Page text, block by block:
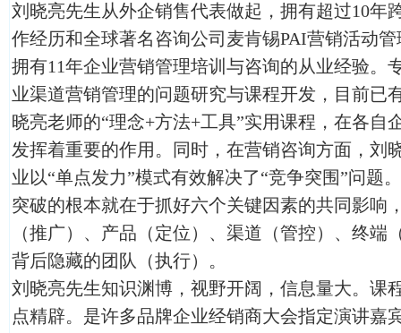
刘晓亮先生从外企销售代表做起，拥有超过10年
作经历和全球著名咨询公司麦肯锡PAI营销活动
拥有11年企业营销管理培训与咨询的从业经验。
业渠道营销管理的问题研究与课程开发，目前已
晓亮老师的“理念+方法+工具”实用课程，在各自
发挥着重要的作用。同时，在营销咨询方面，刘
业以“单点发力”模式有效解决了“竞争突围”问题
突破的根本就在于抓好六个关键因素的共同影响
（推广）、产品（定位）、渠道（管控）、终端
背后隐藏的团队（执行）。
刘晓亮先生知识渊博，视野开阔，信息量大。课
点精辟。是许多品牌企业经销商大会指定演讲嘉